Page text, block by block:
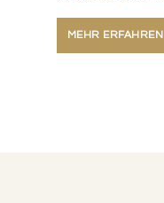
MEHR ERFAHREN